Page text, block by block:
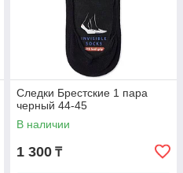
Следки Брестские 1 пара
черный 44-45
В наличии
1 300 ₸